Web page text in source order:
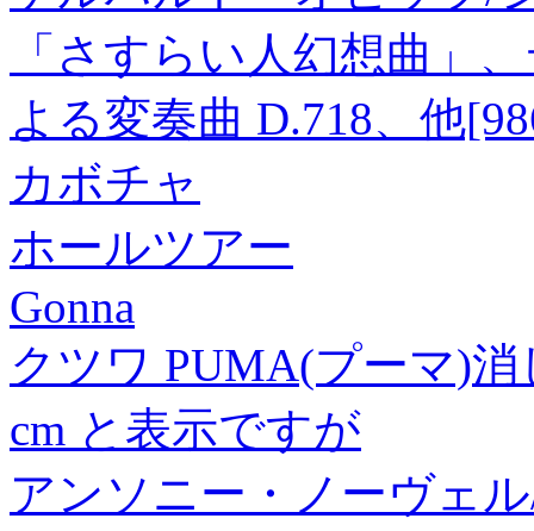
「さすらい人幻想曲」
よる変奏曲 D.718、他
カボチャ
ホールツアー
Gonna
クツワ PUMA(プーマ)
cm と表示ですが
アンソニー・ノーヴェ